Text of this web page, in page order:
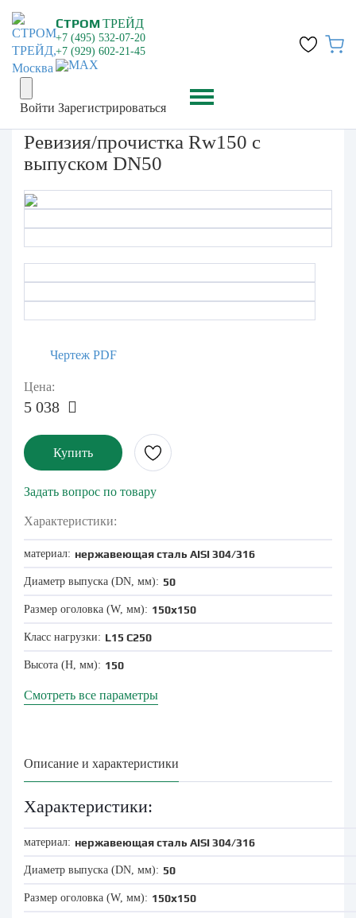
СТРОМТРЕЙД
+7 (495) 532-07-20
+7 (929) 602-21-45
Войти Зарегистрироваться
Ревизия/прочистка Rw150 с
выпуском DN50
Чертеж PDF
Цена:
5 038
Купить
Задать вопрос по товару
Характеристики:
материал: нержавеющая сталь AISI 304/316
Диаметр выпуска (DN, мм): 50
Размер оголовка (W, мм): 150x150
Класс нагрузки: L15 C250
Высота (Н, мм): 150
Смотреть все параметры
Описание и характеристики
Характеристики:
материал: нержавеющая сталь AISI 304/316
Диаметр выпуска (DN, мм): 50
Размер оголовка (W, мм): 150x150